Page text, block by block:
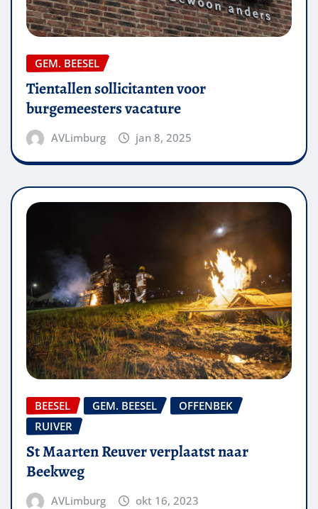
GEM. BEESEL
Tientallen sollicitanten voor
burgemeesters vacature
AVLimburg jan 8, 2025
BEESEL GEM. BEESEL
OFFENBEK
RUIVER
St Maarten Reuver verplaatst naar
Beekweg
AVLimburg okt 16, 2023